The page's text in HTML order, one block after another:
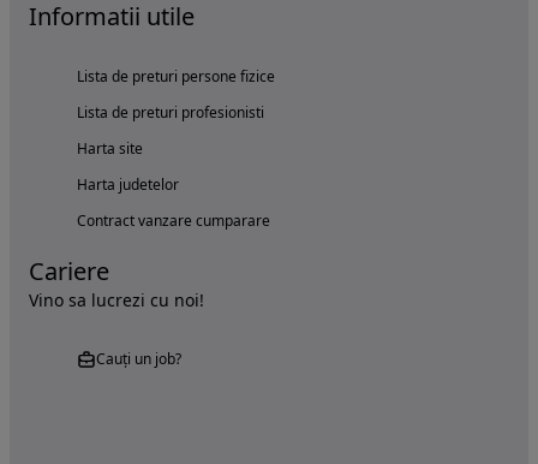
Informatii utile
Lista de preturi persone fizice
Lista de preturi profesionisti
Harta site
Harta judetelor
Contract vanzare cumparare
Cariere
Vino sa lucrezi cu noi!
Cauți un job?